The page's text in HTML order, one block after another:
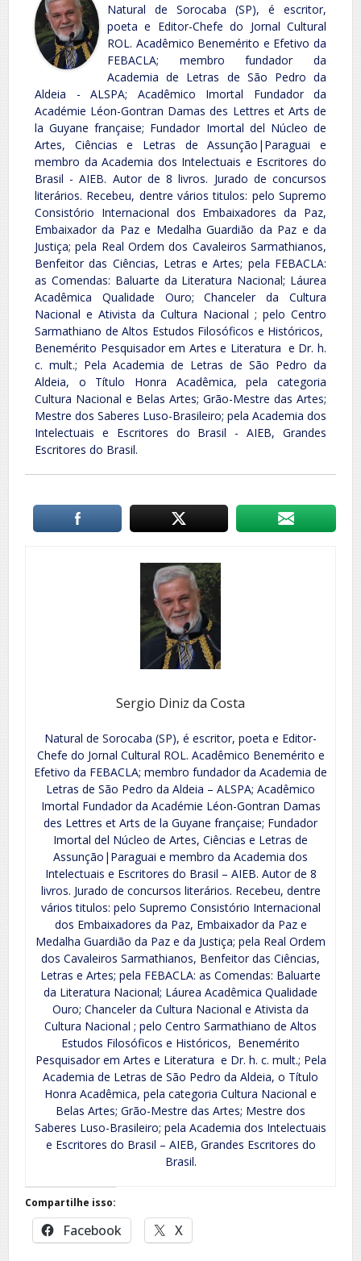
Natural de Sorocaba (SP), é escritor,
poeta e Editor-Chefe do Jornal Cultural
ROL. Acadêmico Benemérito e Efetivo da
FEBACLA; membro fundador da
Academia de Letras de São Pedro da
Aldeia - ALSPA; Acadêmico Imortal Fundador da
Académie Léon-Gontran Damas des Lettres et Arts de
la Guyane française; Fundador Imortal del Núcleo de
Artes, Ciências e Letras de Assunção|Paraguai e
membro da Academia dos Intelectuais e Escritores do
Brasil - AIEB. Autor de 8 livros. Jurado de concursos
literários. Recebeu, dentre vários titulos: pelo Supremo
Consistório Internacional dos Embaixadores da Paz,
Embaixador da Paz e Medalha Guardião da Paz e da
Justiça; pela Real Ordem dos Cavaleiros Sarmathianos,
Benfeitor das Ciências, Letras e Artes; pela FEBACLA:
as Comendas: Baluarte da Literatura Nacional; Láurea
Acadêmica Qualidade Ouro; Chanceler da Cultura
Nacional e Ativista da Cultura Nacional ; pelo Centro
Sarmathiano de Altos Estudos Filosóficos e Históricos,
Benemérito Pesquisador em Artes e Literatura e Dr. h.
c. mult.; Pela Academia de Letras de São Pedro da
Aldeia, o Título Honra Acadêmica, pela categoria
Cultura Nacional e Belas Artes; Grão-Mestre das Artes;
Mestre dos Saberes Luso-Brasileiro; pela Academia dos
Intelectuais e Escritores do Brasil - AIEB, Grandes
Escritores do Brasil.
Sergio Diniz da Costa
Natural de Sorocaba (SP), é escritor, poeta e Editor-
Chefe do Jornal Cultural ROL. Acadêmico Benemérito e
Efetivo da FEBACLA; membro fundador da Academia de
Letras de São Pedro da Aldeia – ALSPA; Acadêmico
Imortal Fundador da Académie Léon-Gontran Damas
des Lettres et Arts de la Guyane française; Fundador
Imortal del Núcleo de Artes, Ciências e Letras de
Assunção|Paraguai e membro da Academia dos
Intelectuais e Escritores do Brasil – AIEB. Autor de 8
livros. Jurado de concursos literários. Recebeu, dentre
vários titulos: pelo Supremo Consistório Internacional
dos Embaixadores da Paz, Embaixador da Paz e
Medalha Guardião da Paz e da Justiça; pela Real Ordem
dos Cavaleiros Sarmathianos, Benfeitor das Ciências,
Letras e Artes; pela FEBACLA: as Comendas: Baluarte
da Literatura Nacional; Láurea Acadêmica Qualidade
Ouro; Chanceler da Cultura Nacional e Ativista da
Cultura Nacional ; pelo Centro Sarmathiano de Altos
Estudos Filosóficos e Históricos, Benemérito
Pesquisador em Artes e Literatura e Dr. h. c. mult.; Pela
Academia de Letras de São Pedro da Aldeia, o Título
Honra Acadêmica, pela categoria Cultura Nacional e
Belas Artes; Grão-Mestre das Artes; Mestre dos
Saberes Luso-Brasileiro; pela Academia dos Intelectuais
e Escritores do Brasil – AIEB, Grandes Escritores do
Brasil.
Compartilhe isso:
Facebook X